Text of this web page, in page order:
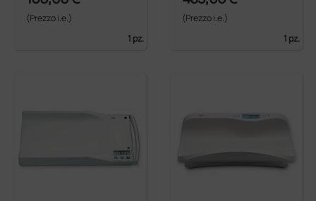
(Prezzo i.e.)
1 pz.
(Prezzo i.e.)
1 pz.